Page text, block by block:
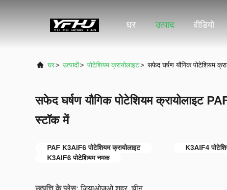
घर उत्पाद वीडियो
घर> उत्पादों> पोटेशियम क्रायोलाइट> सफेद घर्षण यौगिक पोटेशियम
सफेद घर्षण यौगिक पोटेशियम क्रायोलाइट
स्टॉक में
PAF K3AlF6 पोटेशियम क्रायोलाइट
K3AlF4
K3AlF6 पोटेशियम नमक
उत्पत्ति के प्लेस: जियाओज़ुओ शहर, चीन